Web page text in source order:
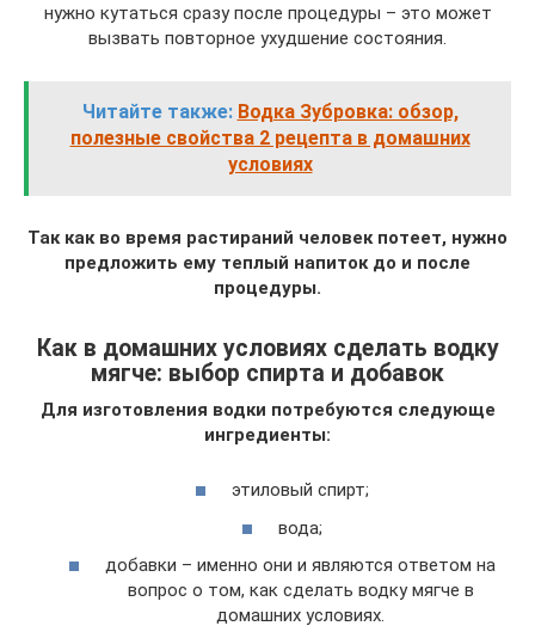
нужно кутаться сразу после процедуры – это может
вызвать повторное ухудшение состояния.
Читайте также: Водка Зубровка: обзор,
полезные свойства 2 рецепта в домашних
условиях
Так как во время растираний человек потеет, нужно
предложить ему теплый напиток до и после
процедуры.
Как в домашних условиях сделать водку
мягче: выбор спирта и добавок
Для изготовления водки потребуются следующе
ингредиенты:
этиловый спирт;
вода;
добавки – именно они и являются ответом на
вопрос о том, как сделать водку мягче в
домашних условиях.